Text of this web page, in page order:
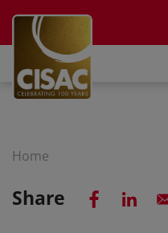
Home
Share